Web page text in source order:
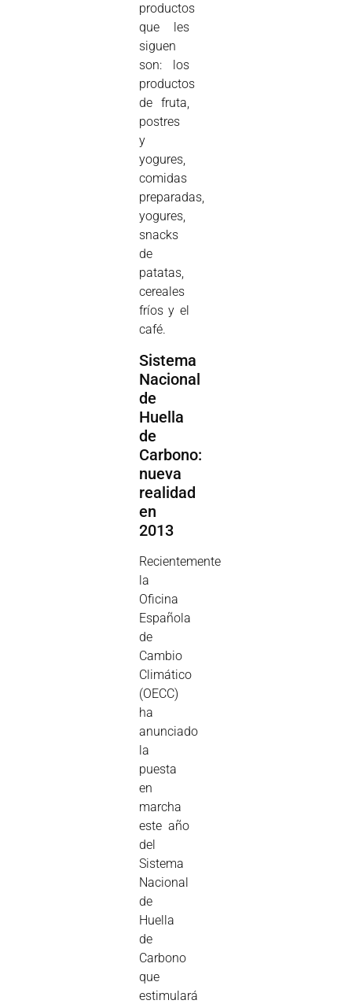
productos
que les
siguen
son: los
productos
de fruta,
postres
y
yogures,
comidas
preparadas,
yogures,
snacks
de
patatas,
cereales
fríos y el
café.
Sistema
Nacional
de
Huella
de
Carbono:
nueva
realidad
en
2013
Recientemente
la
Oficina
Española
de
Cambio
Climático
(OECC)
ha
anunciado
la
puesta
en
marcha
este año
del
Sistema
Nacional
de
Huella
de
Carbono
que
estimulará